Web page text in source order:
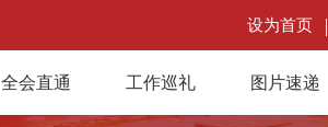
设为首页
全会直通 工作巡礼 图片速递